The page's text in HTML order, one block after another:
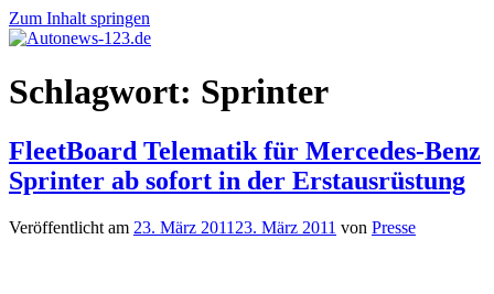
Zum Inhalt springen
Autonews-
123.de
Autonews
mit
Schlagwort: Sprinter
FleetBoard Telematik für Mercedes-Benz
Sprinter ab sofort in der Erstausrüstung
Veröffentlicht am 23. März 2011 23. März 2011 von Presse